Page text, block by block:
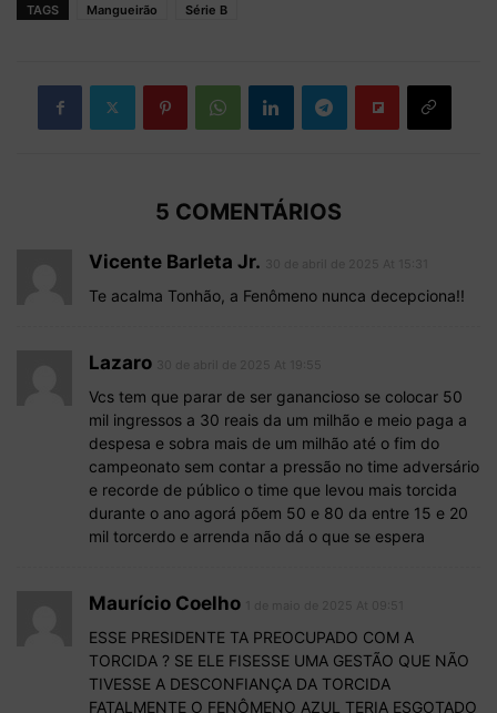
TAGS Mangueirão Série B
5 COMENTÁRIOS
Vicente Barleta Jr.
Te acalma Tonhão, a Fenômeno nunca decepciona!!
Lazaro
Vcs tem que parar de ser ganancioso se colocar 50
mil ingressos a 30 reais da um milhão e meio paga a
despesa e sobra mais de um milhão até o fim do
campeonato sem contar a pressão no time adversário
e recorde de público o time que levou mais torcida
durante o ano agorá põem 50 e 80 da entre 15 e 20
mil torcerdo e arrenda não dá o que se espera
Maurício Coelho
ESSE PRESIDENTE TA PREOCUPADO COM A
TORCIDA ? SE ELE FISESSE UMA GESTÃO QUE NÃO
TIVESSE A DESCONFIANÇA DA TORCIDA
FATALMENTE O FENÔMENO AZUL TERIA ESGOTADO